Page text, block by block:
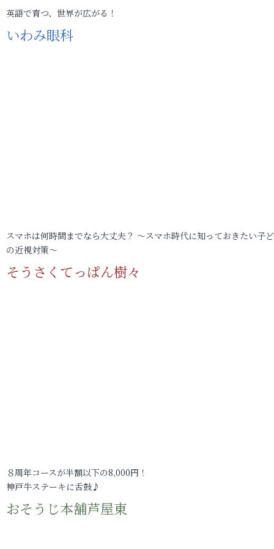
英語で育つ、世界が広がる！
いわみ眼科
スマホは何時間までなら大丈夫？ ～スマホ時代に知っておきたい子
の近視対策～
そうさくてっぱん樹々
８周年コースが半額以下の8,000円！
神戸牛ステーキに舌鼓♪
おそうじ本舗芦屋東